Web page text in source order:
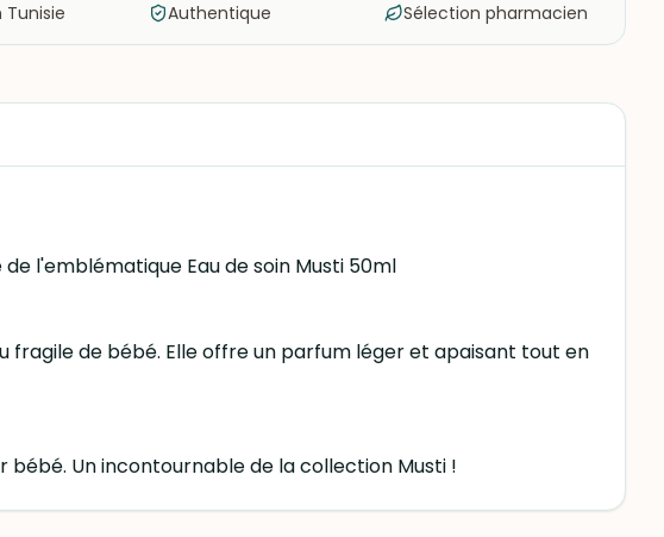
Tunisie Authentique Sélection pharmacien
l'emblématique Eau de soin Musti 50ml
fragile de bébé. Elle offre un parfum léger et apaisant tout en
Un incontournable de la collection Musti !